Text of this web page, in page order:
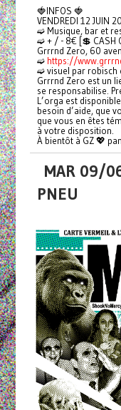
🍓INFOS 🍓
VENDREDI 12 JUIN
➫ Musique, bar et
➫ + / - 8€ [💲 CASH
Grrrnd Zero, 60
➫ https://
➫ visuel par robisch
Grrrnd Zero est un
se responsabilise.
L’orga est
besoin d’aide, que
que vous en êtes
à votre disposition.
À bientôt à GZ 💖
MAR 09/
PNEU